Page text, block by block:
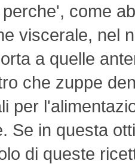
come
viscerale, nel
a quelle
che zuppe
per
Se in questa
di queste